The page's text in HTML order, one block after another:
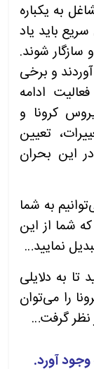
به یکباره
باید یاد
سازگار شوند.
و برخی
ادامه
کرونا و
تعیین
این بحران
به شما
شما از این
نمایید…
به دلایلی
را می‌توان
گرفت…
آورد.